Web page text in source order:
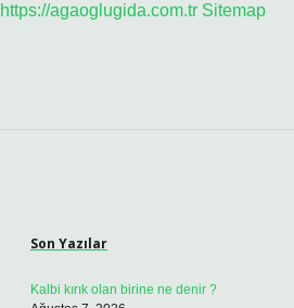
https://agaoglugida.com.tr Sitemap
Son Yazılar
Kalbi kırık olan birine ne denir ?